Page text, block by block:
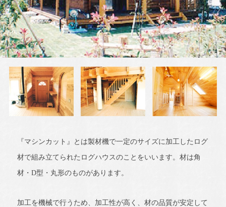
『マシンカット』とは製材機で一定のサイズに加工したログ
材で組み立てられたログハウスのことをいいます。材は角
材・D型・丸形のものがあります。
加工を機械で行うため、加工性が高く、材の品質が安定して